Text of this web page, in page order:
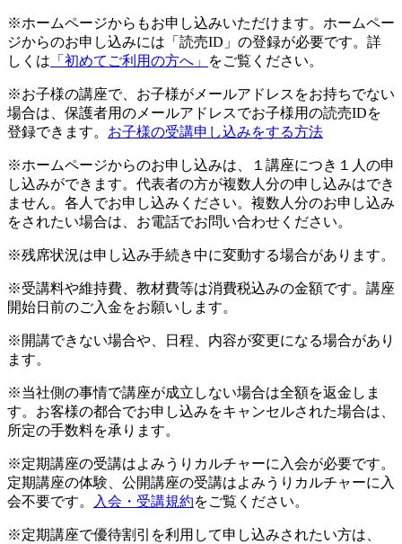
※ホームページからもお申し込みいただけます。ホームペー
ジからのお申し込みには「読売ID」の登録が必要です。詳
しくは 「初めてご利用の方へ」 をご覧ください。
※お子様の講座で、お子様がメールアドレスをお持ちでない
場合は、保護者用のメールアドレスでお子様用の読売IDを
登録できます。 お子様の受講申し込みをする方法
※ホームページからのお申し込みは、１講座につき１人の申
し込みができます。代表者の方が複数人分の申し込みはでき
ません。各人でお申し込みください。複数人分のお申し込み
をされたい場合は、お電話でお問い合わせください。
※残席状況は申し込み手続き中に変動する場合があります。
※受講料や維持費、教材費等は消費税込みの金額です。講座
開始日前のご入金をお願いします。
※開講できない場合や、日程、内容が変更になる場合があり
ます。
※当社側の事情で講座が成立しない場合は全額を返金しま
す。お客様の都合でお申し込みをキャンセルされた場合は、
所定の手数料を承ります。
※定期講座の受講はよみうりカルチャーに入会が必要です。
定期講座の体験、公開講座の受講はよみうりカルチャーに入
会不要です。
入会・受講規約をご覧ください。
※定期講座で優待割引を利用して申し込みされたい方は、